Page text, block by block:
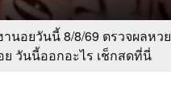
นอยวันนี้ 8/8/69 ตรวจผลหวย
ย วันนี้ออกอะไร เช็กสดที่นี่